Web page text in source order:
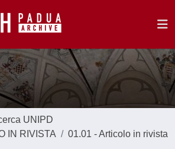
UNIPD
IN RIVISTA
01.01 - Articolo in rivista